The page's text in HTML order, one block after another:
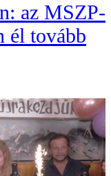
az MSZP-
él tovább